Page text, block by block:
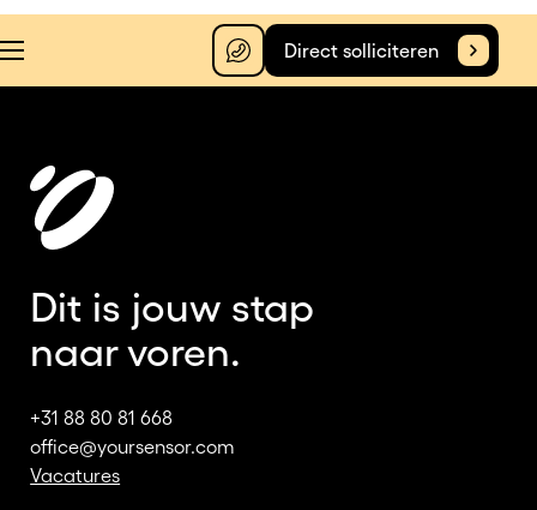
Direct solliciteren
Dit is jouw stap
naar voren.
+31 88 80 81 668
office@yoursensor.com
Vacatures